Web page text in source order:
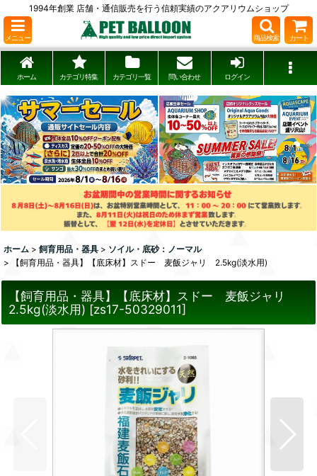
1994年創業 店舗・通信販売を行う信頼実績のアクアリウムショップ
メニュー 商品検索 カート
ホーム カテゴリ特集 カテゴリ一覧 問い合わせ ログイン
ホーム > 飼育用品・器具 > ソイル・底砂：ノーマル
>
【飼育用品・器具】【底床材】スドー 麦飯ジャリ 2.5kg(淡水用)
【飼育用品・器具】【底床材】スドー 麦飯ジャリ
2.5kg(淡水用) [zs17-50329011]